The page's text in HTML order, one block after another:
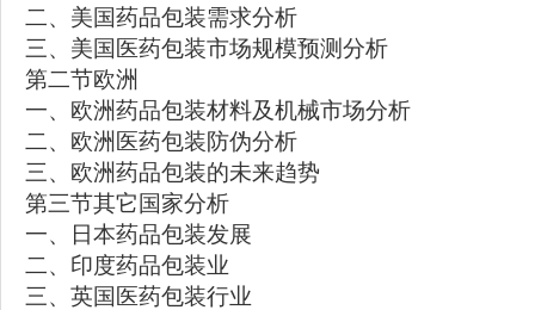
二、美国药品包装需求分析
三、美国医药包装市场规模预测分析
第二节欧洲
一、欧洲药品包装材料及机械市场分析
二、欧洲医药包装防伪分析
三、欧洲药品包装的未来趋势
第三节其它国家分析
一、日本药品包装发展
二、印度药品包装业
三、英国医药包装行业